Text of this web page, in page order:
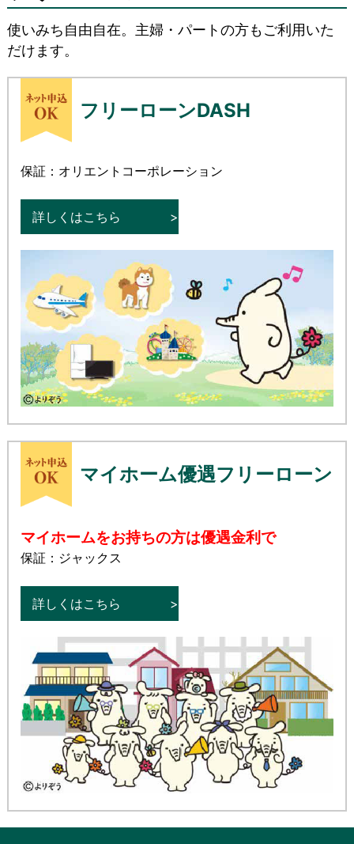
使いみち自由自在。主婦・パートの方もご利用いた
だけます。
フリーローンDASH
保証：オリエントコーポレーション
詳しくはこちら
マイホーム優遇フリーローン
マイホームをお持ちの方は優遇金利で
保証：ジャックス
詳しくはこちら